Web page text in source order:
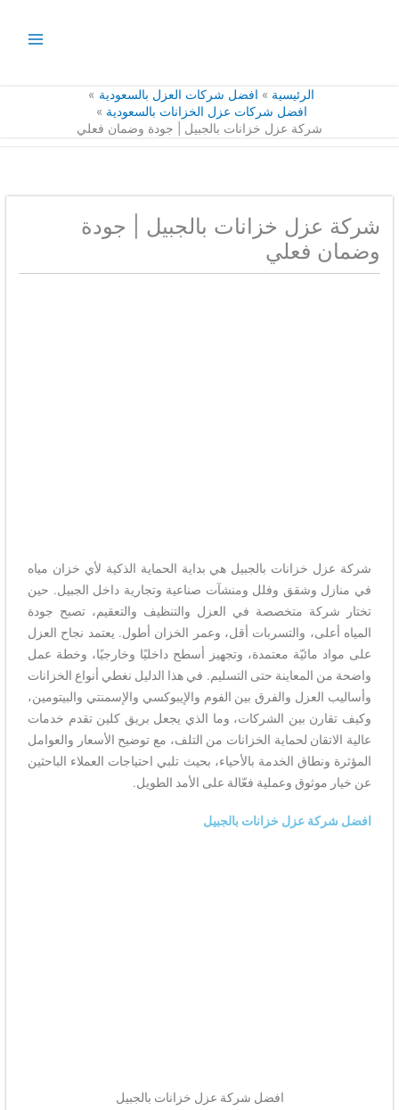
الرئيسية
افضل شركات العزل بالسعودية
افضل شركات عزل الخزانات بالسعودية
شركة عزل خزانات بالجبيل | جودة وضمان فعلي
شركة عزل خزانات بالجبيل | جودة
وضمان فعلي
شركة عزل خزانات بالجبيل هي بداية الحماية الذكية لأي خزان مياه
في منازل وشقق وفلل ومنشآت صناعية وتجارية داخل الجبيل. حين
تختار شركة متخصصة في العزل والتنظيف والتعقيم، تصبح جودة
المياه أعلى، والتسربات أقل، وعمر الخزان أطول. يعتمد نجاح العزل
على مواد مائيّة معتمدة، وتجهيز أسطح داخليًا وخارجيًا، وخطة عمل
واضحة من المعاينة حتى التسليم. في هذا الدليل نغطي أنواع الخزانات
وأساليب العزل والفرق بين الفوم والإيبوكسي والإسمنتي والبيتومين،
وكيف تقارن بين الشركات، وما الذي يجعل بريق كلين تقدم خدمات
عالية الاتقان لحماية الخزانات من التلف، مع توضيح الأسعار والعوامل
المؤثرة ونطاق الخدمة بالأحياء، بحيث تلبي احتياجات العملاء الباحثين
عن خيار موثوق وعملية فعّالة على الأمد الطويل.
افضل شركة عزل خزانات بالجبيل
افضل شركة عزل خزانات بالجبيل